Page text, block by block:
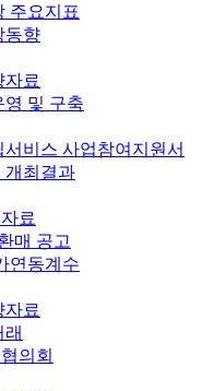
주요지표
동향
자료
영 및 구축
비스 사업참여지원서
개최결과
료
매 공고
연동계수
자료
의회